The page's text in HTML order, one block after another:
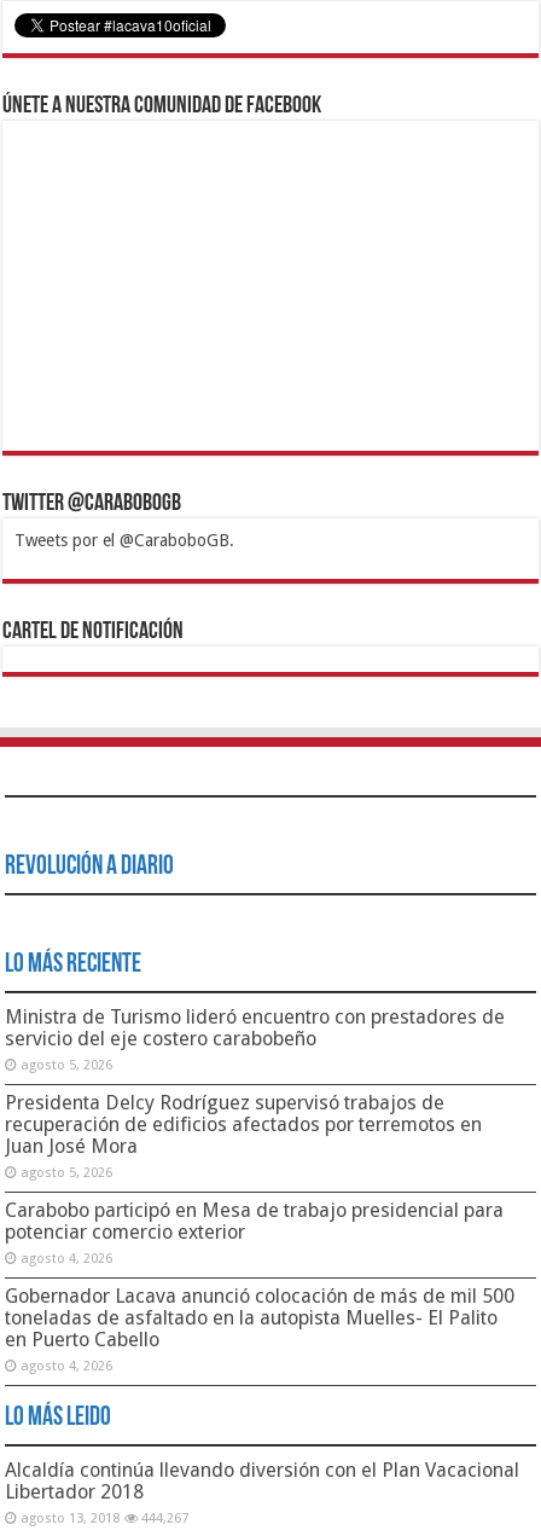
Únete a nuestra comunidad de Facebook
Twitter @CaraboboGB
Tweets por el @CaraboboGB.
1xbetBetturkeyBetistKralbetSupertotobetTipobetMatadorbetMariobet
https://mvbcasino.com/
Cartel de Notificación
Revolución a Diario
Lo Más Reciente
Ministra de Turismo lideró encuentro con prestadores de
servicio del eje costero carabobeño
agosto 5, 2026
Presidenta Delcy Rodríguez supervisó trabajos de
recuperación de edificios afectados por terremotos en
Juan José Mora
agosto 5, 2026
Carabobo participó en Mesa de trabajo presidencial para
potenciar comercio exterior
agosto 4, 2026
Gobernador Lacava anunció colocación de más de mil 500
toneladas de asfaltado en la autopista Muelles- El Palito
en Puerto Cabello
agosto 4, 2026
Lo Más Leido
Alcaldía continúa llevando diversión con el Plan Vacacional
Libertador 2018
agosto 13, 2018 444,267